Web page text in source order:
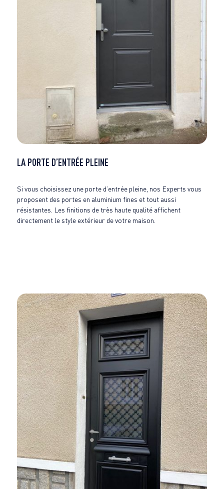
LA PORTE D’ENTRÉE PLEINE
Si vous choisissez une porte d’entrée pleine, nos Experts vous
proposent des portes en aluminium fines et tout aussi
résistantes. Les finitions de très haute qualité affichent
directement le style extérieur de votre maison.